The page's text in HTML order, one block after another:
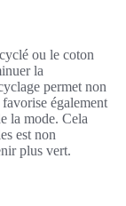
ou le coton
la
permet non
également
la mode. Cela
est non
plus vert.